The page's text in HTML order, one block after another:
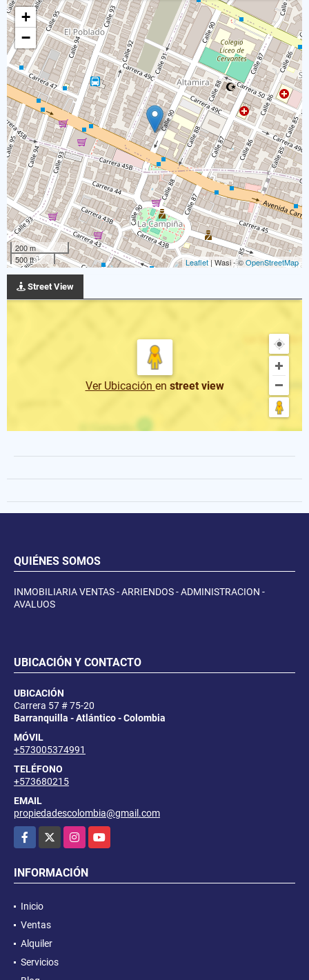
+
−
200 m
500 ft
Leaflet| Wasi - ©OpenStreetMap
Street View
Ver Ubicación en street view
QUIÉNES SOMOS
INMOBILIARIA VENTAS - ARRIENDOS - ADMINISTRACION -
AVALUOS
UBICACIÓN Y CONTACTO
UBICACIÓN
Carrera 57 # 75-20
Barranquilla - Atlántico - Colombia
MÓVIL
+573005374991
TELÉFONO
+573680215
EMAIL
propiedadescolombia@gmail.com
Facebook
InstagramYouTube
INFORMACIÓN
Inicio
Ventas
Alquiler
Servicios